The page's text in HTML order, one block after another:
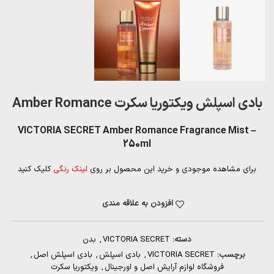
بادی اسپلش ویکتوریا سکرت Amber Romance
VICTORIA SECRET Amber Romance Fragrance Mist –
250ml
برای مشاهده موجودی و خرید این محصول بر روی لینک رنگی کلیک کنید
افزودن به علاقه مندی
دسته: VICTORIA SECRET
, بدن
برچسب: VICTORIA SECRET
, بادی اسپلش , بادی اسپلش اصل ,
فروشگاه لوازم آرایش اصل و اورجینال , ویکتوریا سکرت